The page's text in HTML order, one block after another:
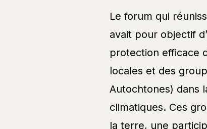
Le forum qui
avait pour objectif
protection efficace
locales et des
Autochtones) dans
climatiques. Ces
la terre, une